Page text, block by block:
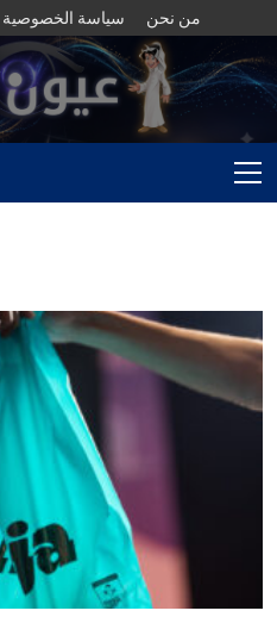
سياسة الخصوصية من نحن
Menu